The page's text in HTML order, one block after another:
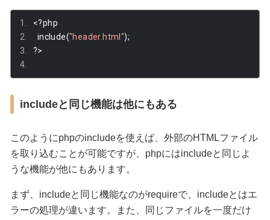
<?php
  include
("header.html");
?>
includeと同じ機能は他にもある
このようにphpのincludeを使えば、外部のHTMLファイル
を取り込むことが可能ですが、phpにはincludeと同じよ
うな機能が他にもあります。
まず、includeと同じ機能なのがrequireで、includeとはエ
ラーの処理が違います。また、同じファイルを一度だけ